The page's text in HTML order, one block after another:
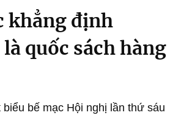
khẳng định
quốc sách hàng
biểu bế mạc Hội nghị lần thứ sáu